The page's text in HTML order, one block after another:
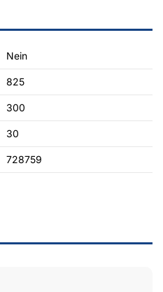
Nein
825
300
30
728759